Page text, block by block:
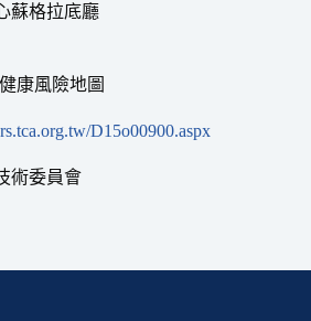
蘇格拉底廳
康風險地圖
D15o00900.aspx
術委員會